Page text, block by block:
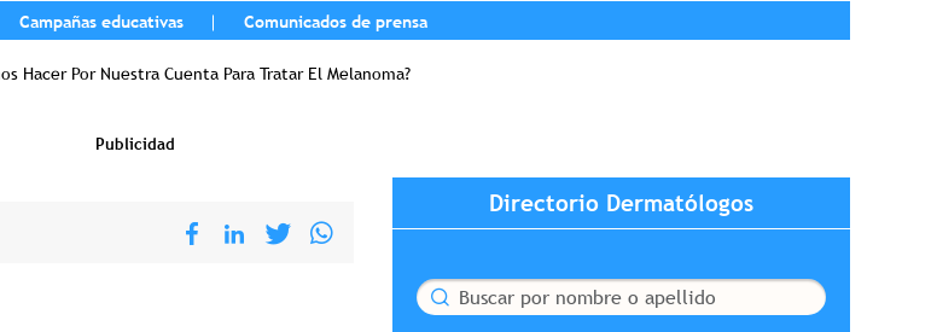
Campañas educativas Comunicados de prensa
Hacer Por Nuestra Cuenta Para Tratar El Melanoma?
Publicidad
Directorio Dermatólogos
Buscar